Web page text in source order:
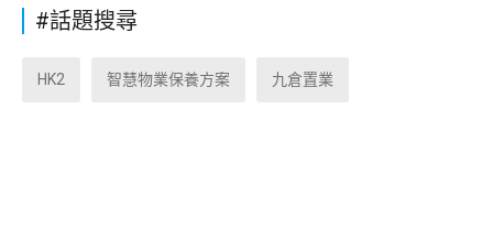
#話題搜尋
HK2 智慧物業保養方案 九倉置業